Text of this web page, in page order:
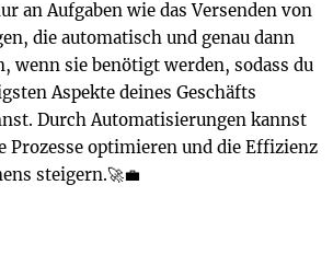
an Aufgaben wie das Versenden von
die automatisch und genau dann
wenn sie benötigt werden, sodass du
Aspekte deines Geschäfts
Durch Automatisierungen kannst
Prozesse optimieren und die Effizienz
steigern.🚀💼